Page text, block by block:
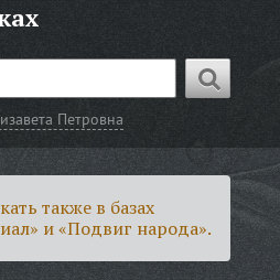
Петровна
также в базах
и «Подвиг народа».